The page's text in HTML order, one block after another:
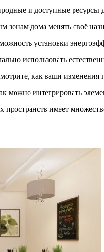
и доступные
зонам дома менять своё
установки
использовать
как ваши изменения
интегрировать
имеет